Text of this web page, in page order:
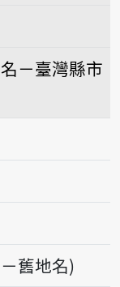
－臺灣縣市
舊地名)